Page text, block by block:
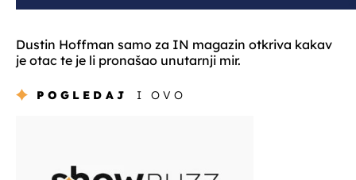
Dustin Hoffman samo za IN magazin otkriva kakav
je otac te je li pronašao unutarnji mir.
POGLEDAJ I OVO